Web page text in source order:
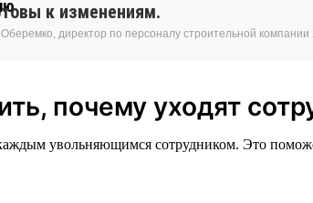
к изменениям.
директор по персоналу строительной компании
почему уходят
увольняющимся сотрудником. Это